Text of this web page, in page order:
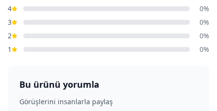
4
0%
3
0%
2
0%
1
0%
Bu ürünü yorumla
Görüşlerini insanlarla paylaş